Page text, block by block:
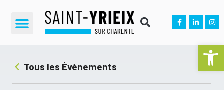
Ouvrir
Tous les Évènements